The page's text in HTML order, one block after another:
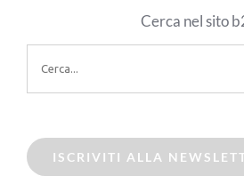
Cerca nel sito
per:
ISCRIVITI ALLA